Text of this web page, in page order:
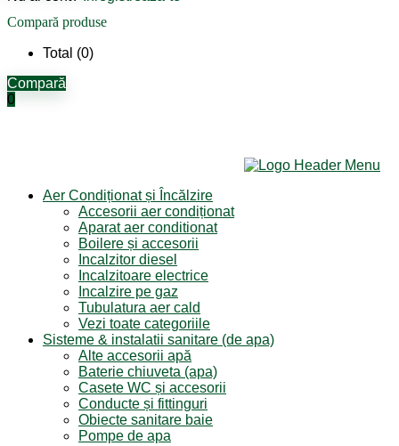
Compară produse
Total (0)
Compară
0
Aer Condiționat și Încălzire
Accesorii aer condiționat
Aparat aer conditionat
Boilere și accesorii
Incalzitor diesel
Incalzitoare electrice
Incalzire pe gaz
Tubulatura aer cald
Vezi toate categoriile
Sisteme & instalatii sanitare (de apa)
Alte accesorii apă
Baterie chiuveta (apa)
Casete WC și accesorii
Conducte și fittinguri
Obiecte sanitare baie
Pompe de apa